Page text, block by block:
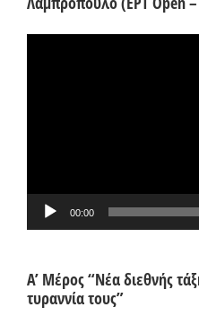
00:00
Α’ Μέρος “Νέα διεθνής
τυραννία τους”